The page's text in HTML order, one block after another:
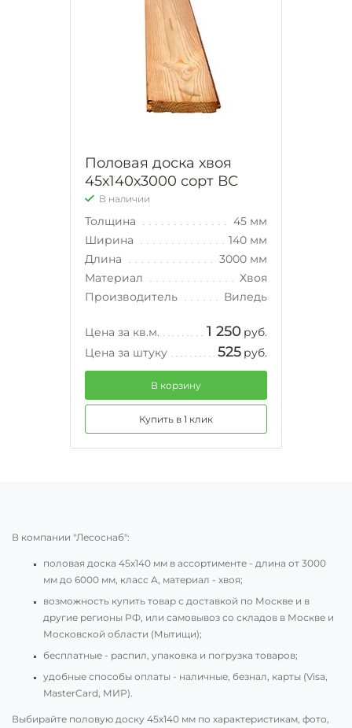
Половая доска хвоя
45х140х3000 сорт ВС
В наличии
Толщина
45 мм
Ширина
140 мм
Длина
3000 мм
Материал
Хвоя
Производитель
Виледь
Цена за кв.м. 1 250 руб.
Цена за штуку
525 руб.
В корзину
Купить в 1 клик
В компании "Лесоснаб":
половая доска 45х140 мм в ассортименте - длина от 3000
мм до 6000 мм, класс А, материал - хвоя;
возможность купить товар с доставкой по Москве и в
другие регионы РФ, или самовывоз со складов в Москве и
Московской области (Мытищи);
бесплатные - распил, упаковка и погрузка товаров;
удобные способы оплаты - наличные, безнал, карты (Visa,
MasterCard, МИР).
Выбирайте половую доску 45х140 мм по характеристикам, фото,